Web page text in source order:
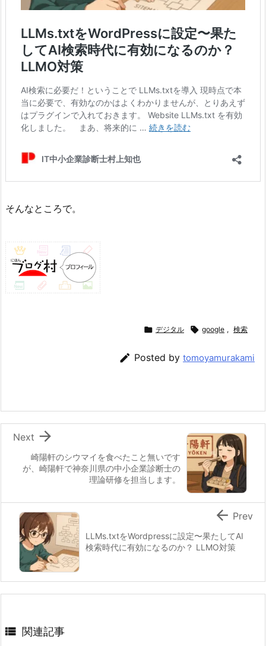
そんなところで。
 デジタル  google , 検索
 Posted by tomoyamurakami
崎陽軒のシウマイを食べたこと無いです
が、崎陽軒で神奈川県の中小企業診断士の
理論研修を担当します。

Next
LLMs.txtをWordpressに設定〜果たしてAI
検索時代に有効になるのか？ LLMO対策
 Prev
 関連記事